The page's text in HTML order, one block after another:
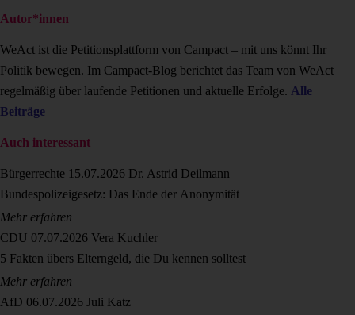
Autor*innen
WeAct ist die Petitionsplattform von Campact – mit uns könnt Ihr
Politik bewegen. Im Campact-Blog berichtet das Team von WeAct
regelmäßig über laufende Petitionen und aktuelle Erfolge. Alle
Beiträge
Auch interessant
Bürgerrechte 15.07.2026 Dr. Astrid Deilmann
Bundespolizeigesetz: Das Ende der Anonymität
Mehr erfahren
CDU 07.07.2026 Vera Kuchler
5 Fakten übers Elterngeld, die Du kennen solltest
Mehr erfahren
AfD 06.07.2026 Juli Katz